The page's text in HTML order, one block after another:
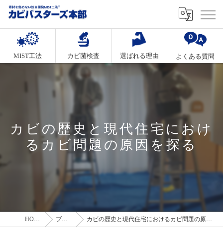
MIST工法 カビ菌検査 選ばれる理由 よくある質問
カビの歴史と現代住宅におけ
るカビ問題の原因を探る
HOME ブログ カビの歴史と現代住宅におけるカビ問題の原因を探る